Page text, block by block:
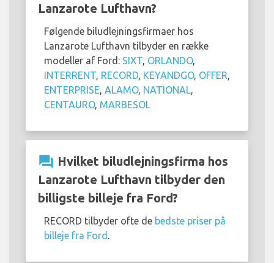
Lanzarote Lufthavn?
Følgende biludlejningsfirmaer hos
Lanzarote Lufthavn tilbyder en række
modeller af Ford: SIXT ORLANDO,
INTERRENT RECORD KEYANDGO, OFFER
ENTERPRISE ALAMO, NATIONAL
CENTAURO, MARBESOL
question_answer Hvilket biludlejningsfirma hos
Lanzarote Lufthavn tilbyder den
billigste billeje fra Ford?
RECORD tilbyder ofte de bedste priser på
billeje fra Ford